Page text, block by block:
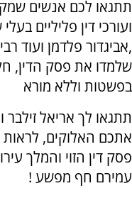
תתגאו לכם אנשים
ועורכי דין פליליים
,אביגדור פלדמן ועוד
שלמדו את פסק הדין,
בפשטות וללא מורא
תתגאו לך אריאל
אתכם האלוקים,
פסק דין הזוי והמלך
עמירם חף מפשע !